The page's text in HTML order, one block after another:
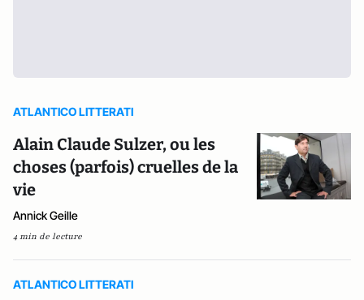
ATLANTICO LITTERATI
Alain Claude Sulzer, ou les
choses (parfois) cruelles de la
vie
Annick Geille
4 min de lecture
ATLANTICO LITTERATI